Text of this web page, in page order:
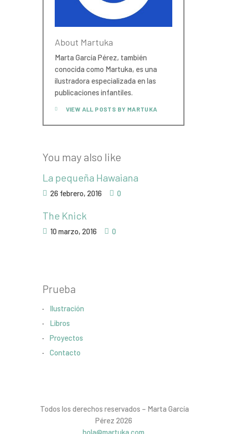
About Martuka
Marta García Pérez, también
conocida como Martuka, es una
ilustradora especializada en las
publicaciones infantiles.
VIEW ALL POSTS BY MARTUKA
You may also like
La pequeña Hawaiana
26 febrero, 2016 0
The Knick
10 marzo, 2016 0
Prueba
Ilustración
Libros
Proyectos
Contacto
Todos los derechos reservados – Marta García
Pérez 2026